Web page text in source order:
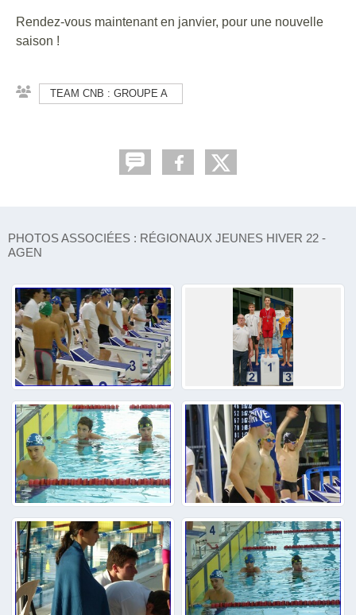
Rendez-vous maintenant en janvier, pour une nouvelle
saison !
TEAM CNB : GROUPE A
PHOTOS ASSOCIÉES : RÉGIONAUX JEUNES HIVER 22 -
AGEN